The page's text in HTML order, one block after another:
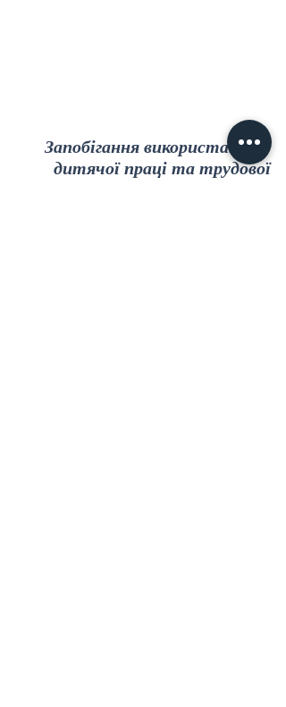
Запобігання використання
дитячої праці та трудової